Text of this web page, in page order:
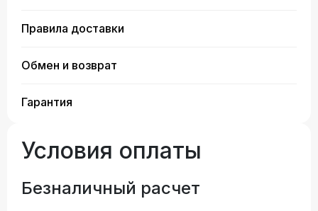
Правила доставки
Обмен и возврат
Гарантия
Условия оплаты
Безналичный расчет